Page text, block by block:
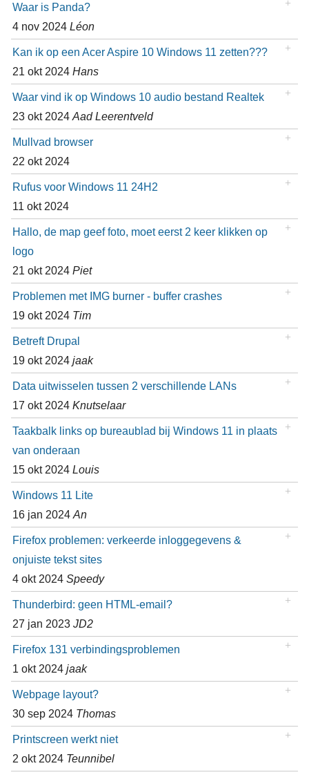
Waar is Panda?
4 nov 2024 Léon
Kan ik op een Acer Aspire 10 Windows 11 zetten???
21 okt 2024 Hans
Waar vind ik op Windows 10 audio bestand Realtek
23 okt 2024 Aad Leerentveld
Mullvad browser
22 okt 2024
Rufus voor Windows 11 24H2
11 okt 2024
Hallo, de map geef foto, moet eerst 2 keer klikken op
logo
21 okt 2024 Piet
Problemen met IMG burner - buffer crashes
19 okt 2024 Tim
Betreft Drupal
19 okt 2024 jaak
Data uitwisselen tussen 2 verschillende LANs
17 okt 2024 Knutselaar
Taakbalk links op bureaublad bij Windows 11 in plaats
van onderaan
15 okt 2024 Louis
Windows 11 Lite
16 jan 2024 An
Firefox problemen: verkeerde inloggegevens &
onjuiste tekst sites
4 okt 2024 Speedy
Thunderbird: geen HTML-email?
27 jan 2023 JD2
Firefox 131 verbindingsproblemen
1 okt 2024 jaak
Webpage layout?
30 sep 2024 Thomas
Printscreen werkt niet
2 okt 2024 Teunnibel